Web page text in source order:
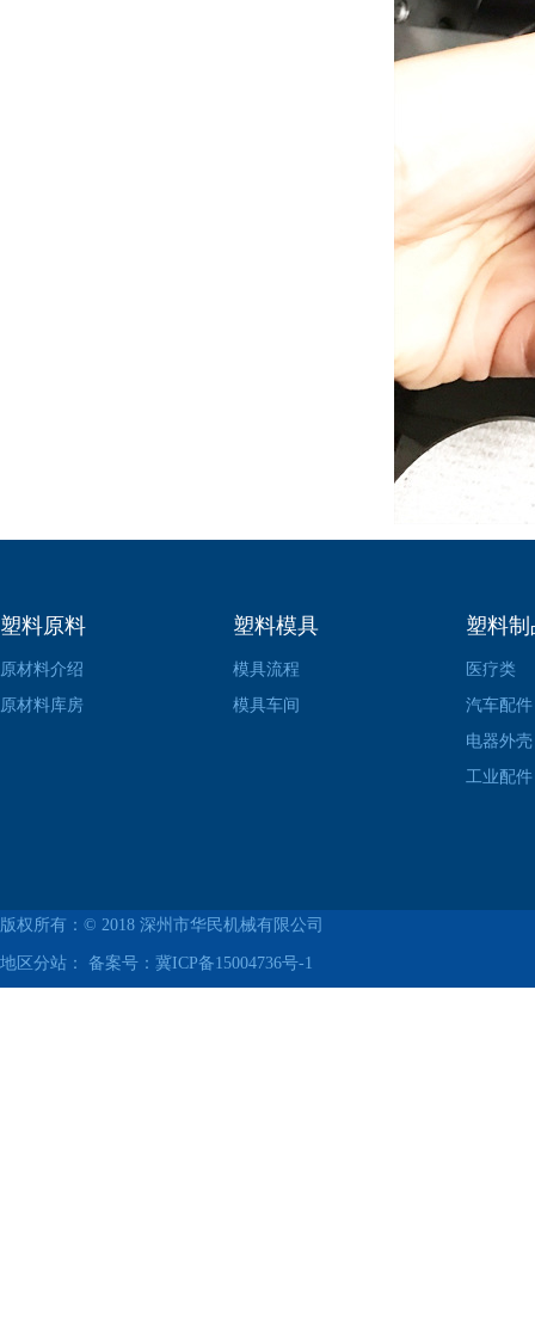
塑料原料
原材料介绍
原材料库房
塑料模具
模具流程
模具车间
塑料制
医疗类
汽车配件
电器外壳
工业配件
版权所有：© 2018 深州市华民机械有限公司
地区分站： 备案号： 冀ICP备15004736号-1